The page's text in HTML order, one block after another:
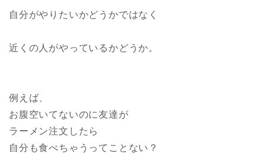
自分がやりたいかどうかではなく
近くの人がやっているかどうか。
例えば、
お腹空いてないのに友達が
ラーメン注文したら
自分も食べちゃうってことない？